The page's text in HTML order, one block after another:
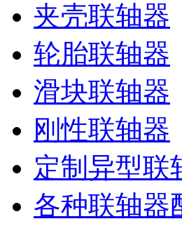
夹壳联轴器
轮胎联轴器
滑块联轴器
刚性联轴器
定制异型联
各种联轴器